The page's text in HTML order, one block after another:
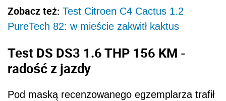
Zobacz też: Test Citroen C4 Cactus 1.2
PureTech 82: w mieście zakwitł kaktus
Test DS DS3 1.6 THP 156 KM -
radość z jazdy
Pod maską recenzowanego egzemplarza trafił